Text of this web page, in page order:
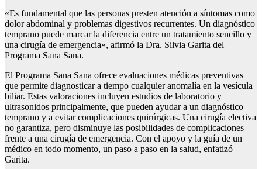
«Es fundamental que las personas presten atención a síntomas como
dolor abdominal y problemas digestivos recurrentes. Un diagnóstico
temprano puede marcar la diferencia entre un tratamiento sencillo y
una cirugía de emergencia», afirmó la Dra. Silvia Garita del
Programa Sana Sana.
El Programa Sana Sana ofrece evaluaciones médicas preventivas
que permite diagnosticar a tiempo cualquier anomalía en la vesícula
biliar. Estas valoraciones incluyen estudios de laboratorio y
ultrasonidos principalmente, que pueden ayudar a un diagnóstico
temprano y a evitar complicaciones quirúrgicas. Una cirugía electiva
no garantiza, pero disminuye las posibilidades de complicaciones
frente a una cirugía de emergencia. Con el apoyo y la guía de un
médico en todo momento, un paso a paso en la salud, enfatizó
Garita.